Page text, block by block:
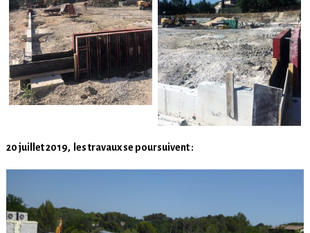
20 juillet 2019, les travaux se poursuivent :